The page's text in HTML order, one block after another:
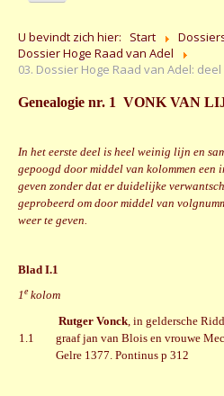
U bevindt zich hier: Start
Dossier Hoge Raad van Adel
03. Dossier Hoge Raad van Adel: deel
Genealogie nr. 1 VONK VAN
In het eerste deel is heel weinig lijn en
gepoogd door middel van kolommen een
geven zonder dat er duidelijke
geprobeerd om door middel van
weer te geven.
Blad I.1
1ekolom
1.1
Rutger Vonck, in geldersche
graaf jan van Blois en vrouwe
Gelre 1377. Pontinus p 312